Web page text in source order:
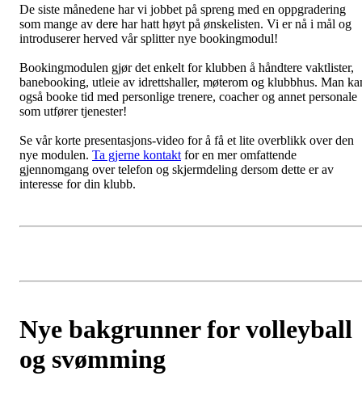
De siste månedene har vi jobbet på spreng med en oppgradering
som mange av dere har hatt høyt på ønskelisten. Vi er nå i mål og
introduserer herved vår splitter nye bookingmodul!
Bookingmodulen gjør det enkelt for klubben å håndtere vaktlister,
banebooking, utleie av idrettshaller, møterom og klubbhus. Man
også booke tid med personlige trenere, coacher og annet personale
som utfører tjenester!
Se vår korte presentasjons-video for å få et lite overblikk over den
nye modulen. Ta gjerne kontakt for en mer omfattende
gjennomgang over telefon og skjermdeling dersom dette er av
interesse for din klubb.
Nye bakgrunner for volleyball
og svømming